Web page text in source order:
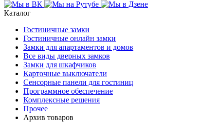
Каталог
Гостиничные замки
Гостиничные онлайн замки
Замки для апартаментов и домов
Все виды дверных замков
Замки для шкафчиков
Карточные выключатели
Сенсорные панели для гостиниц
Программное обеспечение
Комплексные решения
Прочее
Архив товаров